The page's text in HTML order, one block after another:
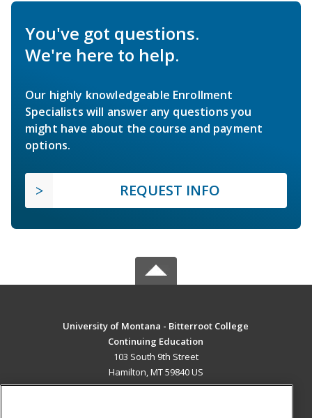
You've got questions.
We're here to help.
Our highly knowledgeable Enrollment
Specialists will answer any questions you
might have about the course and payment
options.
REQUEST INFO
University of Montana - Bitterroot College
Continuing Education
103 South 9th Street
Hamilton, MT 59840 US